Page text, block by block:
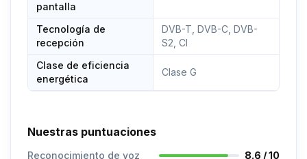
pantalla
Tecnología de
recepción
DVB-T, DVB-C, DVB-
S2, CI
Clase de eficiencia
energética
Clase G
Nuestras puntuaciones
Reconocimiento de voz
8.6 / 10